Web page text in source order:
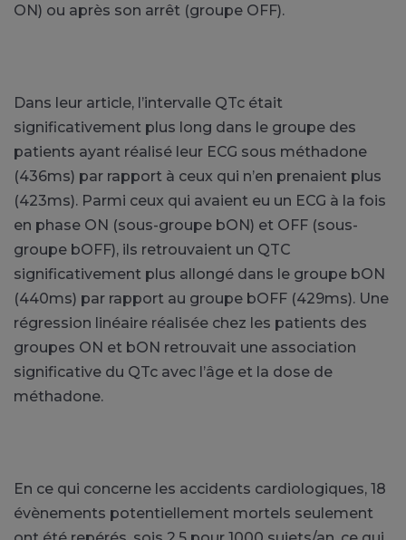
ON) ou après son arrêt (groupe OFF).
Dans leur article, l’intervalle QTc était
significativement plus long dans le groupe des
patients ayant réalisé leur ECG sous méthadone
(436ms) par rapport à ceux qui n’en prenaient plus
(423ms). Parmi ceux qui avaient eu un ECG à la fois
en phase ON (sous-groupe bON) et OFF (sous-
groupe bOFF), ils retrouvaient un QTC
significativement plus allongé dans le groupe bON
(440ms) par rapport au groupe bOFF (429ms). Une
régression linéaire réalisée chez les patients des
groupes ON et bON retrouvait une association
significative du QTc avec l’âge et la dose de
méthadone.
En ce qui concerne les accidents cardiologiques, 18
évènements potentiellement mortels seulement